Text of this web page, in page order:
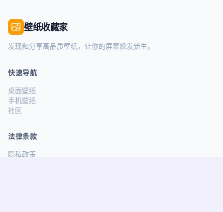
壁纸收藏家
发现和分享高品质壁纸，让你的屏幕焕发新生。
快速导航
桌面壁纸
手机壁纸
社区
法律条款
隐私政策